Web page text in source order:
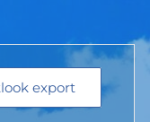
export